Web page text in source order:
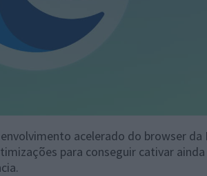
acelerado do browser da
para conseguir cativar